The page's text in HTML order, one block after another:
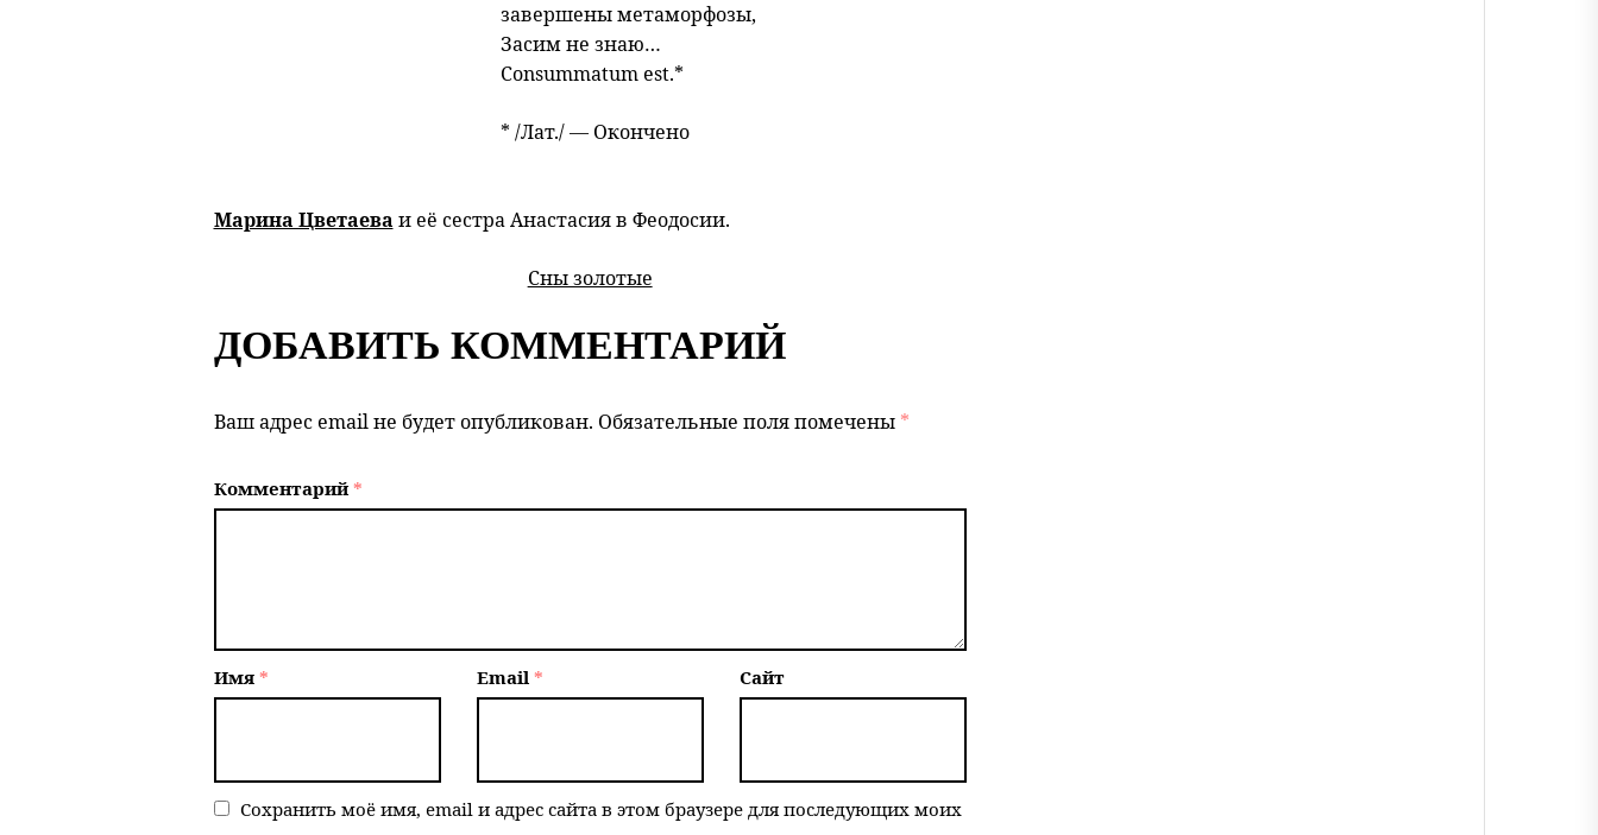
завершены метаморфозы,
Засим не знаю…
Consummatum est.*
* /Лат./ — Окончено
Марина Цветаева и её сестра Анастасия в Феодосии.
Сны золотые
ДОБАВИТЬ КОММЕНТАРИЙ
Ваш адрес email не будет опубликован. Обязательные поля помечены *
Комментарий*
Имя * Email * Сайт
Сохранить моё имя, email и адрес сайта в этом браузере для последующих моих